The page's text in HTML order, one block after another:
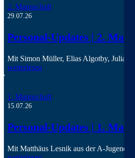
2. Mannschaft
29.07.26
Personal-Updates | 2.
Mit Simon Müller, Elias Algotby, Julian
weiterlesen
1. Mannschaft
15.07.26
Personal-Updates | 1.
Mit Matthäus Lesnik aus der A-Jugend